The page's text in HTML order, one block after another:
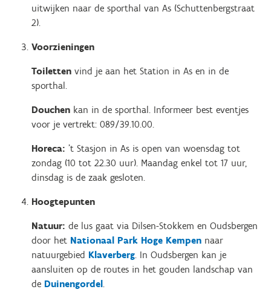
uitwijken naar de sporthal van As (Schuttenbergstraat
2).
Voorzieningen
Toiletten vind je aan het Station in As en in de
sporthal.
Douchen kan in de sporthal. Informeer best eventjes
voor je vertrekt: 089/39.10.00.
Horeca: 't Stasjon in As is open van woensdag tot
zondag (10 tot 22.30 uur). Maandag enkel tot 17 uur,
dinsdag is de zaak gesloten.
Hoogtepunten
Natuur: de lus gaat via Dilsen-Stokkem en Oudsbergen
door het Nationaal Park Hoge Kempen naar
natuurgebied Klaverberg. In Oudsbergen kan je
aansluiten op de routes in het gouden landschap van
de Duinengordel.